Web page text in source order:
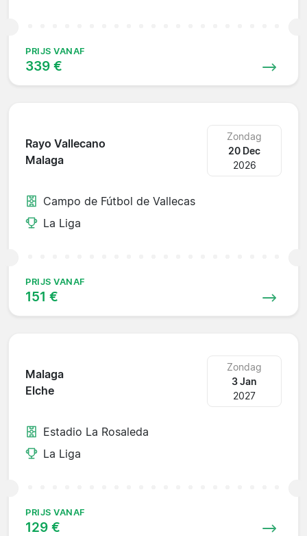
PRIJS VANAF
339 €
Rayo Vallecano
Malaga
Zondag
20 Dec
2026
Campo de Fútbol de Vallecas
La Liga
PRIJS VANAF
151 €
Malaga
Elche
Zondag
3 Jan
2027
Estadio La Rosaleda
La Liga
PRIJS VANAF
129 €